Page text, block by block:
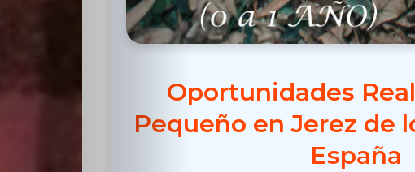
Casting
HolliKids
Contacto
Oportunidades
Pequeño en Jerez de
España